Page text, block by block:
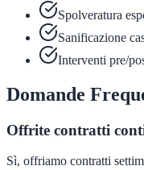
Spolveratura
Sanificazione
Interventi pre/
Domande
Offrite contratti
Sì, offriamo contratti